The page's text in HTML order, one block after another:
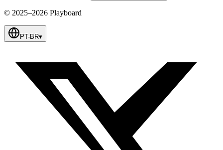
© 2025–2026 Playboard
PT-BR▾